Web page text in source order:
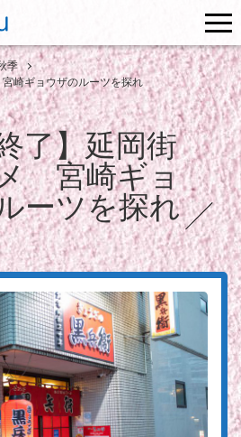
季
崎ギョウザのルーツを探れ
了】延岡街
宮崎ギョ
ーツを探れ